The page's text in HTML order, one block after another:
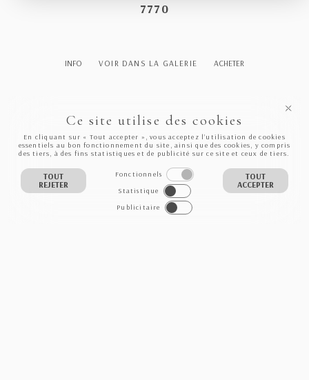
7770
INFO VOIR DANS LA GALERIE ACHETER
Ce site utilise des cookies
En cliquant sur « Tout accepter », vous acceptez l’utilisation de cookies
essentiels au bon fonctionnement du site, ainsi que des cookies, y compris
des tiers, à des fins statistiques et de publicité sur ce site et ceux de tiers.
TOUT
REJETER
Fonctionnels
Statistique
Publicitaire
TOUT
ACCEPTER